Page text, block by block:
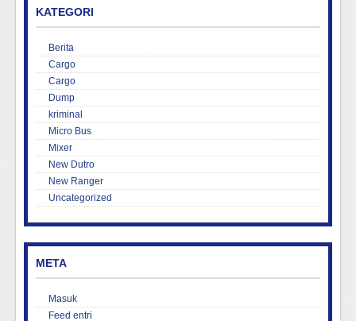
KATEGORI
Berita
Cargo
Cargo
Dump
kriminal
Micro Bus
Mixer
New Dutro
New Ranger
Uncategorized
META
Masuk
Feed entri